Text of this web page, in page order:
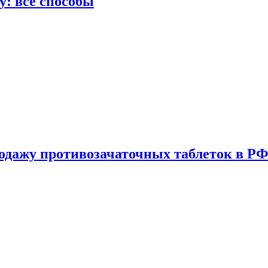
противозачаточных таблеток в